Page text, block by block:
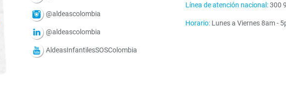
@aldeascolombia
@aldeascolombia
AldeasInfantilesSOSColombia
Línea de atención nacional:300
Horario: Lunes a Viernes 8am -